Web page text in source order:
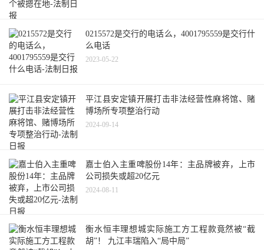
0215572是交行的电话么，4001795559是交行什
么电话
2023-05-22
平江县安定镇开展打击非法经营性麻将馆、赌
博场所专项整治行动
2024-09-14
嘉士伯入主重啤股份14年：主品牌被弃，上市
公司损失或超20亿元
2024-08-11
衡水恒丰理想城实际施工方工程款竟然被“截
胡”！ 九江丰瑞陷入“局中局”